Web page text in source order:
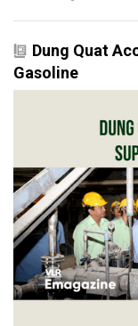
Dung Quat
Gasoline